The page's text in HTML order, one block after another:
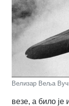
Велизар Веља
везе, а било је